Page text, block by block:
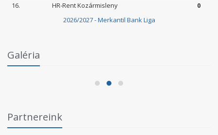
2026/2027 - Merkantil Bank Liga
16.
HR-Rent Kozármisleny 0
Galéria
Partnereink